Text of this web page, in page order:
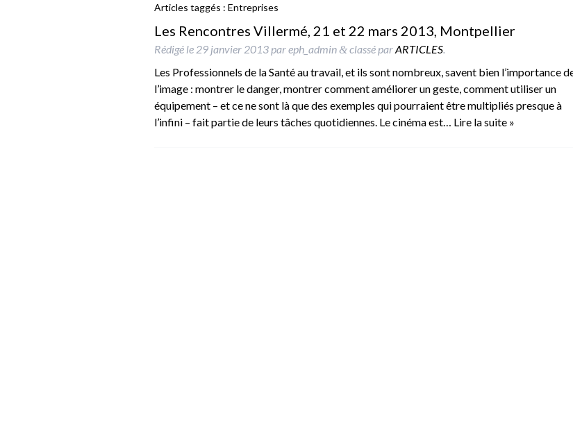
Articles taggés : Entreprises
Les Rencontres Villermé, 21 et 22 mars 2013, Montpellier
Rédigé le 29 janvier 2013 pareph_admin &classé parARTICLES.
Les Professionnels de la Santé au travail, et ils sont nombreux, savent bien l’importance
l’image : montrer le danger, montrer comment améliorer un geste, comment utiliser un
équipement – et ce ne sont là que des exemples qui pourraient être multipliés presque à
l’infini – fait partie de leurs tâches quotidiennes. Le cinéma est… Lire la suite »